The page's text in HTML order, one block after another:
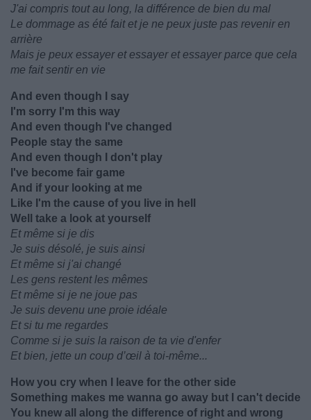
J'ai compris tout au long, la différence de bien du mal
Le dommage as été fait et je ne peux juste pas revenir en
arrière
Mais je peux essayer et essayer et essayer parce que cela
me fait sentir en vie
And even though I say
I'm sorry I'm this way
And even though I've changed
People stay the same
And even though I don't play
I've become fair game
And if your looking at me
Like I'm the cause of you live in hell
Well take a look at yourself
Et même si je dis
Je suis désolé, je suis ainsi
Et même si j'ai changé
Les gens restent les mêmes
Et même si je ne joue pas
Je suis devenu une proie idéale
Et si tu me regardes
Comme si je suis la raison de ta vie d'enfer
Et bien, jette un coup d’œil à toi-même...
How you cry when I leave for the other side
Something makes me wanna go away but I can't decide
You knew all along the difference of right and wrong